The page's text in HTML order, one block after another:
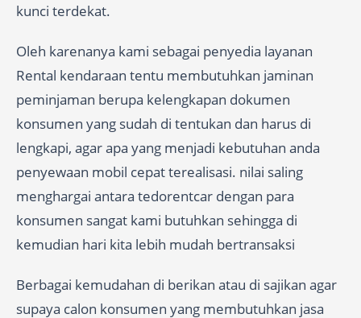
kunci terdekat.
Oleh karenanya kami sebagai penyedia layanan
Rental kendaraan tentu membutuhkan jaminan
peminjaman berupa kelengkapan dokumen
konsumen yang sudah di tentukan dan harus di
lengkapi, agar apa yang menjadi kebutuhan anda
penyewaan mobil cepat terealisasi. nilai saling
menghargai antara tedorentcar dengan para
konsumen sangat kami butuhkan sehingga di
kemudian hari kita lebih mudah bertransaksi
Berbagai kemudahan di berikan atau di sajikan agar
supaya calon konsumen yang membutuhkan jasa